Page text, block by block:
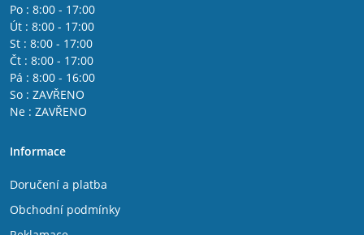
Po : 8:00 - 17:00
Út : 8:00 - 17:00
St : 8:00 - 17:00
Čt : 8:00 - 17:00
Pá : 8:00 - 16:00
So : ZAVŘENO
Ne : ZAVŘENO
Informace
Doručení a platba
Obchodní podmínky